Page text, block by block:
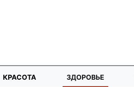
КРАСОТА ЗДОРОВЬЕ